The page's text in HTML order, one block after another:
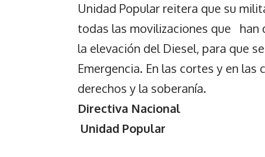
Unidad Popular reitera que su
todas las movilizaciones que han
la elevación del Diesel, para que
Emergencia. En las cortes y en
derechos y la soberanía.
Directiva Nacional
Unidad Popular